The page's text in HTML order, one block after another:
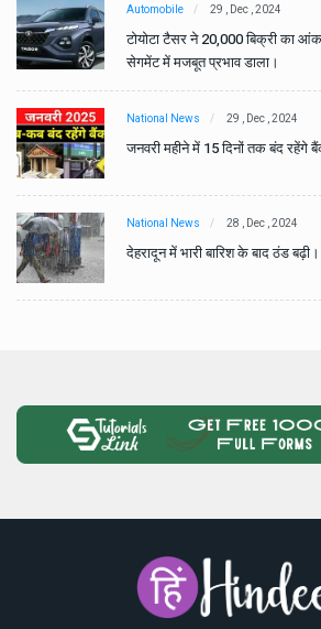
Automobile 29 , Dec , 2024
टोयोटा टैसर ने 20,000 बिक्री का
सेगमेंट में मजबूत प्रभाव डाला।
National News 29 , Dec , 2024
जनवरी महीने में 15 दिनों तक बंद रहेंगे
National News 28 , Dec , 2024
देहरादून में भारी बारिश के बाद ठंड बढ़ी।